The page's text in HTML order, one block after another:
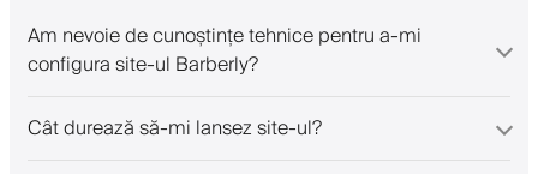
Am nevoie de cunoștințe tehnice pentru a-mi
configura site-ul Barberly?
Cât durează să-mi lansez site-ul?